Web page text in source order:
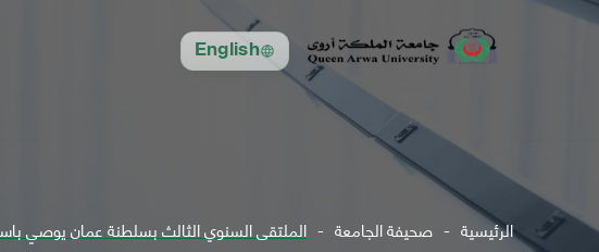
English
الرئيسية صحيفة الجامعة الملتقى السنوي الثالث بسلطنة عمان يوصي